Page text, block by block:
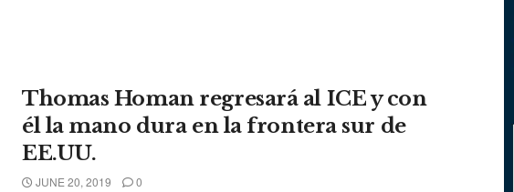
Thomas Homan regresará al ICE y con
él la mano dura en la frontera sur de
EE.UU.
JUNE 20, 2019 0